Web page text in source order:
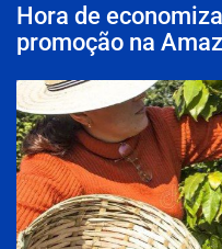
Hora de
promoção na